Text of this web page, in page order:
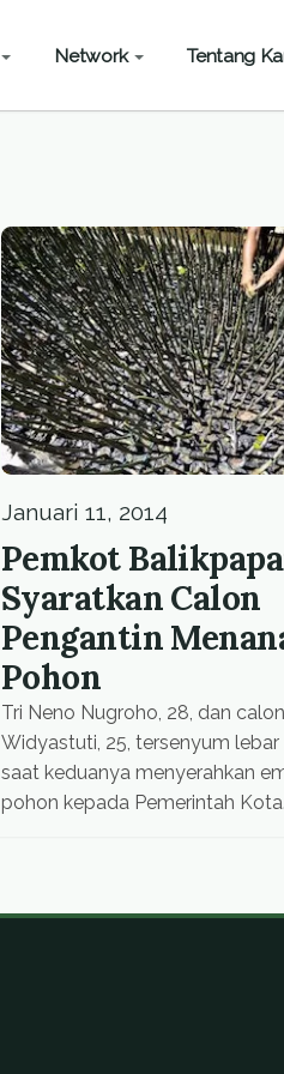
Network Tentang
Januari 11, 2014
Pemkot
Syaratkan Calon
Pengantin
Pohon
Tri Neno Nugroho, 28, dan
Widyastuti, 25, tersenyum lebar
saat keduanya menyerahkan
pohon kepada Pemerintah Kota
pernikahan.